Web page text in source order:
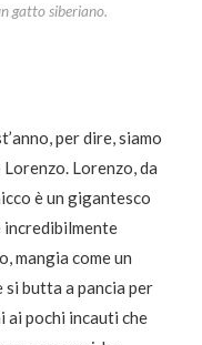
gatto siberiano.
per dire, siamo
Lorenzo, da
è un gigantesco
incredibilmente
mangia come un
butta a pancia per
ai pochi incauti che